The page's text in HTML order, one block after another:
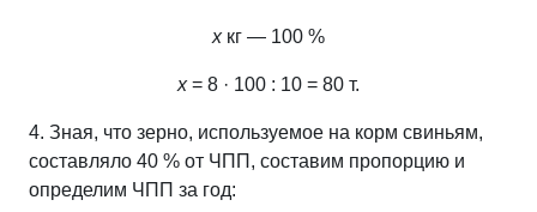
хкг — 100 %
х= 8 · 100 : 10 = 80 т.
4. Зная, что зерно, используемое на корм свиньям,
составляло 40 % от ЧПП, составим пропорцию и
определим ЧПП за год: